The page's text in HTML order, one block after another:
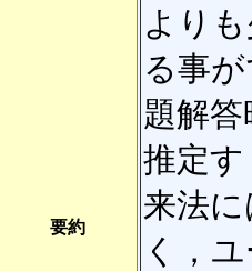
要約
より
る事
題解
推定
来法
く，